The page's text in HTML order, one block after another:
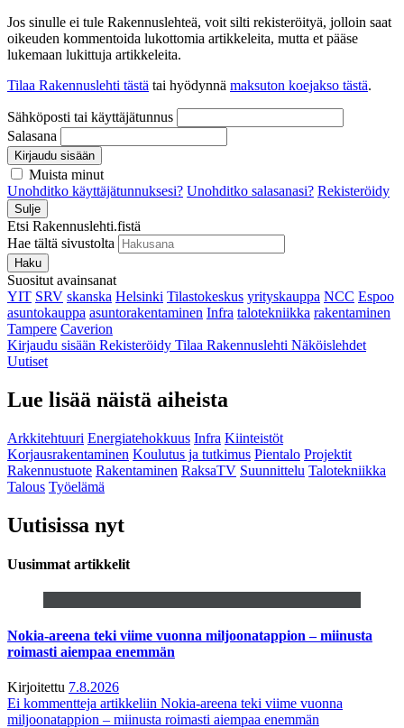
Jos sinulle ei tule Rakennuslehteä, voit silti rekisteröityä, jolloin saat
oikeuden kommentoida lukottomia artikkeleita, mutta et pääse
lukemaan lukittuja artikkeleita.
Tilaa Rakennuslehti tästä tai hyödynnä maksuton koejakso tästä.
Sähköposti tai käyttäjätunnus
Salasana
Kirjaudu sisään
Muista minut
Unohditko käyttäjätunnuksesi? Unohditko salasanasi? Rekisteröidy
Sulje
Etsi Rakennuslehti.fistä
Hae tältä sivustolta
Haku
Suositut avainsanat
YIT SRV skanska Helsinki Tilastokeskus yrityskauppa NCC Espoo
asuntokauppa asuntorakentaminen Infra talotekniikka rakentaminen
Tampere Caverion
Kirjaudu sisään Rekisteröidy Tilaa Rakennuslehti Näköislehdet
Uutiset
Lue lisää näistä aiheista
Arkkitehtuuri Energiatehokkuus Infra Kiinteistöt
Korjausrakentaminen Koulutus ja tutkimus Pientalo Projektit
Rakennustuote Rakentaminen RaksaTV Suunnittelu Talotekniikka
Talous Työelämä
Uutisissa nyt
Uusimmat artikkelit
Nokia-areena teki viime vuonna miljoonatappion – miinusta
roimasti aiempaa enemmän
Kirjoitettu 7.8.2026
Ei kommentteja artikkeliin Nokia-areena teki viime vuonna
miljoonatappion – miinusta roimasti aiempaa enemmän